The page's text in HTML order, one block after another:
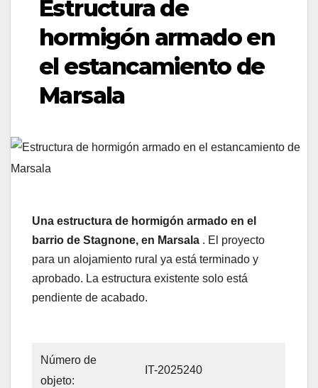
Estructura de
hormigón armado en
el estancamiento de
Marsala
Una estructura de hormigón armado en el
barrio de Stagnone, en Marsala . El proyecto
para un alojamiento rural ya está terminado y
aprobado. La estructura existente solo está
pendiente de acabado.
Número de
objeto:
IT-2025240